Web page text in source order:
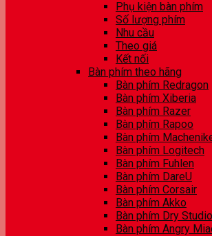
Phụ kiện bàn phím
Số lượng phím
Nhu cầu
Theo giá
Kết nối
Bàn phím theo hãng
Bàn phím Redragon
Bàn phím Xiberia
Bàn phím Razer
Bàn phím Rapoo
Bàn phím
Bàn phím Logitech
Bàn phím Fuhlen
Bàn phím DareU
Bàn phím Corsair
Bàn phím Akko
Bàn phím Dry Studio
Bàn phím Angry